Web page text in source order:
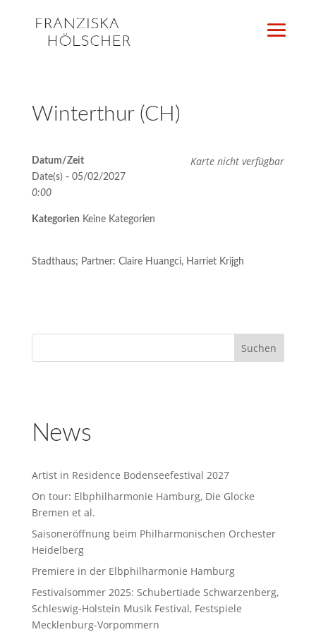
Winterthur (CH)
Karte nicht verfügbar
Datum/Zeit
Date(s) - 05/02/2027
0:00
Kategorien Keine Kategorien
Stadthaus; Partner: Claire Huangci, Harriet Krijgh
News
Artist in Residence Bodenseefestival 2027
On tour: Elbphilharmonie Hamburg, Die Glocke
Bremen et al.
Saisoneröffnung beim Philharmonischen Orchester
Heidelberg
Premiere in der Elbphilharmonie Hamburg
Festivalsommer 2025: Schubertiade Schwarzenberg,
Schleswig-Holstein Musik Festival, Festspiele
Mecklenburg-Vorpommern